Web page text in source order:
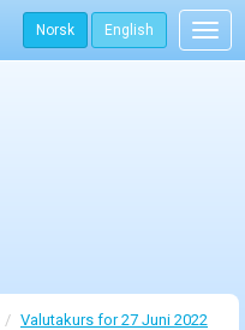
Norsk English
Valutakurs for 27 Juni 2022